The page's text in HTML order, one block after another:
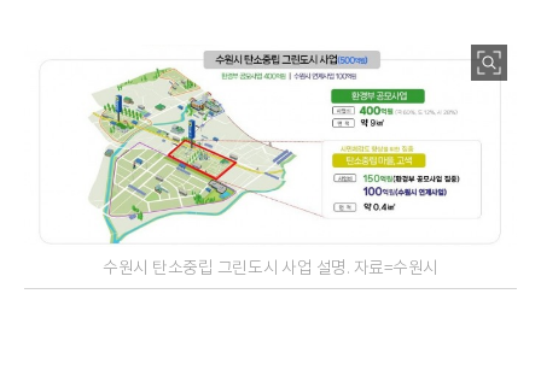
수원시 탄소중립 그린도시 사업 설명. 자료=수원시